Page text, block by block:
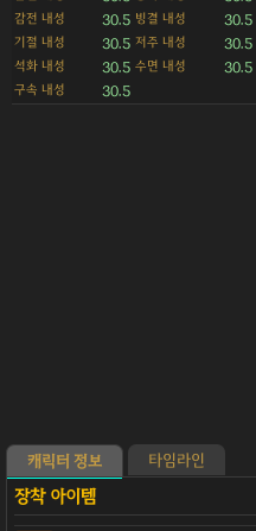
감전 내성 30.5 빙결 내성 30.5
기절 내성 30.5 저주 내성 30.5
석화 내성 30.5 수면 내성 30.5
구속 내성 30.5
캐릭터 정보 타임라인